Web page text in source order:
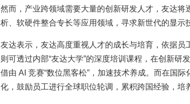
然而，产业跨领域需要大量的创新研发人才，友达
析、软硬件整合专长等应用领域，寻求新世代的显示
友达表示，友达高度重视人才的成长与培育，依据
则可透过内部“友达大学”的深度培训课程，在创新
借由 AI 竞赛“数位黑客松”，加速技术养成。而在国
化，鼓励员工进行全球职位轮调，累积跨国经验，培